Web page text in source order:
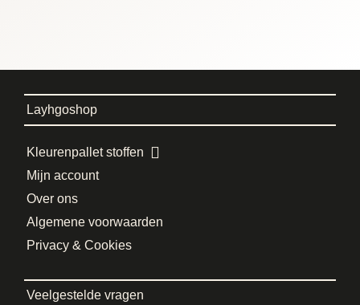
Layhgoshop
Kleurenpallet stoffen
Mijn account
Over ons
Algemene voorwaarden
Privacy & Cookies
Veelgestelde vragen